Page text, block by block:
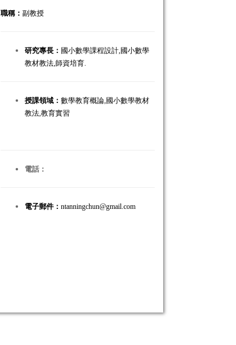
職稱： 副教授
研究專長： 國小數學課程設計,國小數學
教材教法,師資培育.
授課領域： 數學教育概論,國小數學教材
教法,教育實習
電話：
電子郵件： ntanningchun@gmail.com